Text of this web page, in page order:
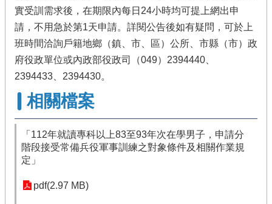
實受訓需求後，在期限內每日24小時均可提上網出申
請，不用急於第1天申請。詳閱公告後如有疑問，可於上
班時間洽詢戶籍地鄉（鎮、市、區）公所、市縣（市）政
府役政單位或內政部役政司（049）2394440、
2394433、2394430。
相關檔案
「112年就讀專科以上83至93年次在學男子，申請分
階段接受常備兵役軍事訓練之對象條件及相關作業規
定」
pdf(2.97 MB)